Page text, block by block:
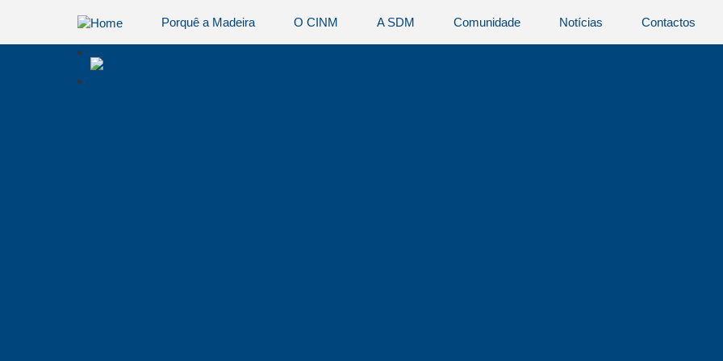
Porquê a Madeira O CINM A SDM Comunidade Notícias Contactos